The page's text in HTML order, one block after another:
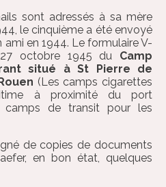
sont adressés à sa mère
le cinquième a été envoyé
ami en 1944. Le formulaire V-
octobre 1945 du Camp
situé à St Pierre de
(Les camps cigarettes
à proximité du port
camps de transit pour les
de copies de documents
en bon état, quelques